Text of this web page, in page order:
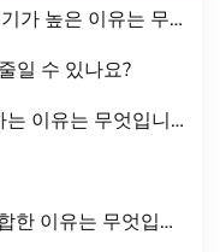
이유는 무엇입니까?
일 수 있나요?
이유는 무엇입니까?
유는 무엇입니까?